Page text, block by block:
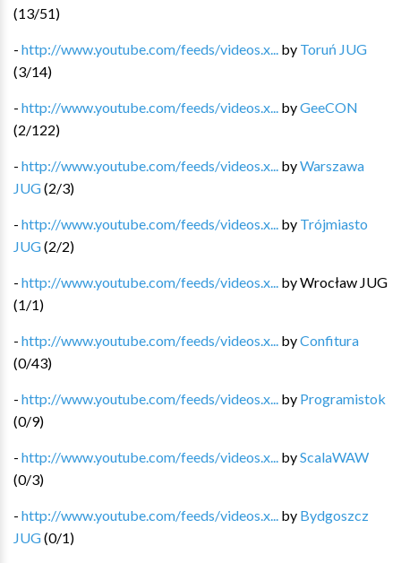
(13/51)
- http://www.youtube.com/feeds/videos.x... by Toruń JUG
(3/14)
- http://www.youtube.com/feeds/videos.x... byGeeCON
(2/122)
- http://www.youtube.com/feeds/videos.x... byWarszawa
JUG(2/3)
- http://www.youtube.com/feeds/videos.x... by Trójmiasto
JUG(2/2)
- http://www.youtube.com/feeds/videos.x... byWrocław JUG
(1/1)
- http://www.youtube.com/feeds/videos.x... byConfitura
(0/43)
- http://www.youtube.com/feeds/videos.x... by Programistok
(0/9)
- http://www.youtube.com/feeds/videos.x... byScalaWAW
(0/3)
- http://www.youtube.com/feeds/videos.x... by Bydgoszcz
JUG(0/1)